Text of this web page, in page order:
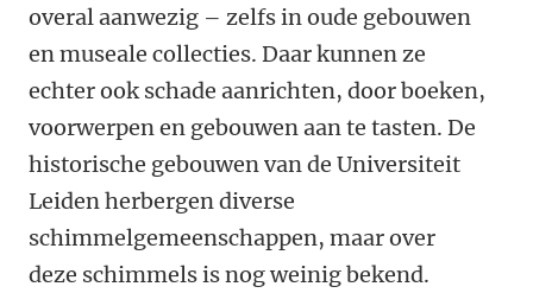
overal aanwezig – zelfs in oude gebouwen
en museale collecties. Daar kunnen ze
echter ook schade aanrichten, door boeken,
voorwerpen en gebouwen aan te tasten. De
historische gebouwen van de Universiteit
Leiden herbergen diverse
schimmelgemeenschappen, maar over
deze schimmels is nog weinig bekend.